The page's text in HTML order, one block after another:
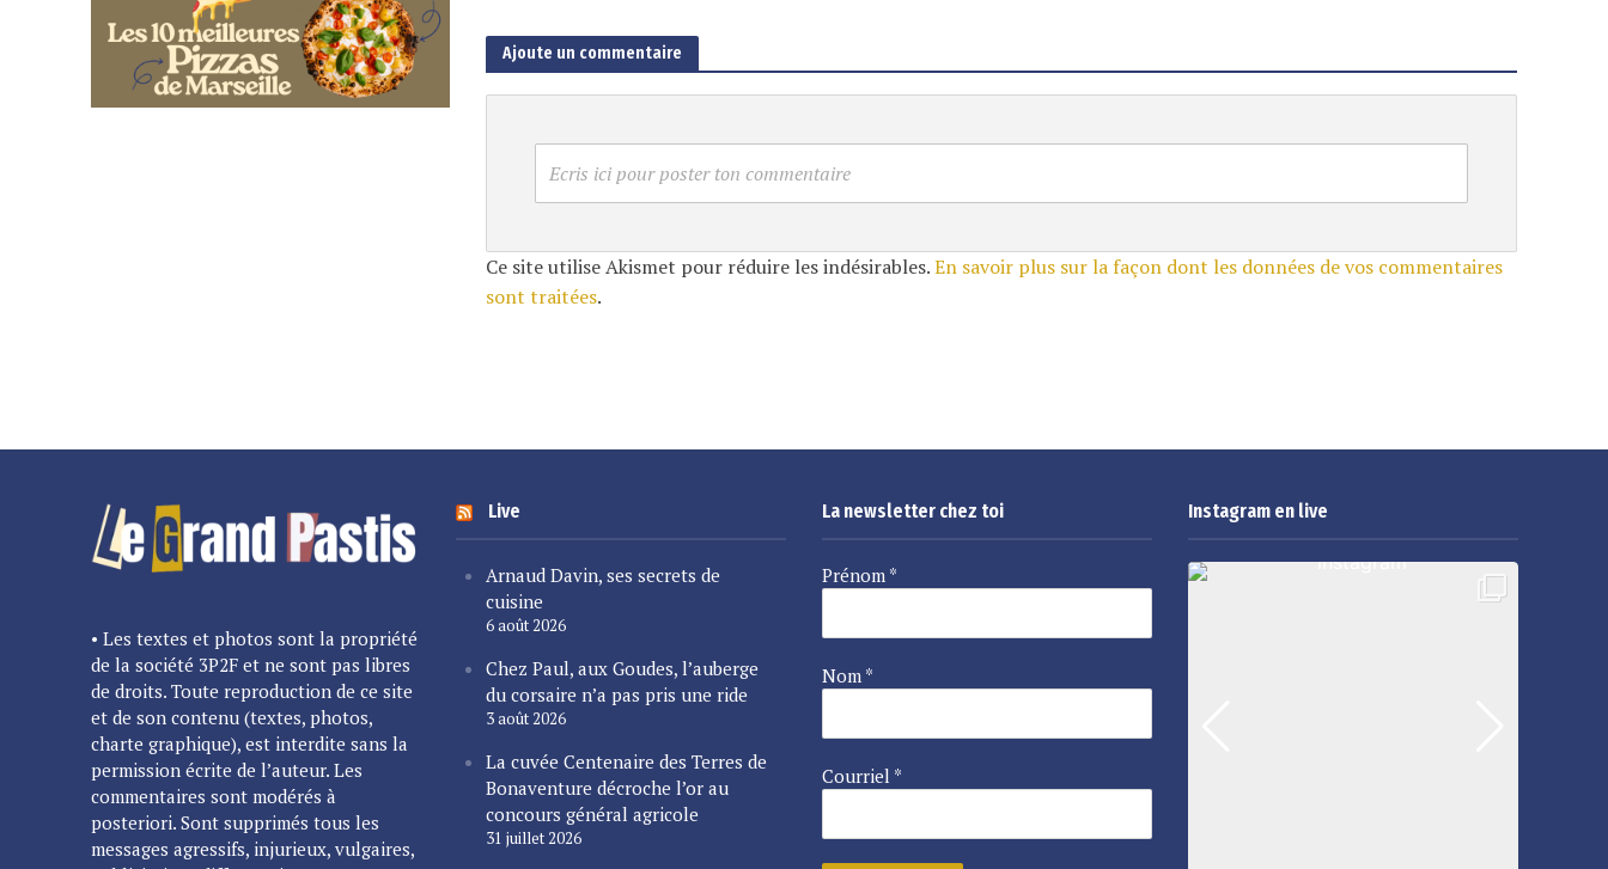
Ajoute un commentaire
Ecris ici pour poster ton commentaire
Ce site utilise Akismet pour réduire les indésirables.En savoir plus sur la façon dont les données de vos commentaires
sont traitées.
• Les textes et photos sont la propriété
de la société 3P2F et ne sont pas libres
de droits. Toute reproduction de ce site
et de son contenu (textes, photos,
charte graphique), est interdite sans la
permission écrite de l’auteur. Les
commentaires sont modérés à
posteriori. Sont supprimés tous les
messages agressifs, injurieux, vulgaires,
Live
Arnaud Davin, ses secrets de
cuisine
6 août 2026
Chez Paul, aux Goudes, l’auberge
du corsaire n’a pas pris une ride
3 août 2026
La cuvée Centenaire des Terres de
Bonaventure décroche l’or au
concours général agricole
31 juillet 2026
La newsletter chez toi
Prénom *
Nom *
Courriel *
Instagram en live